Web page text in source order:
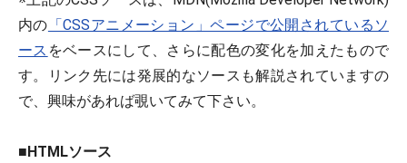
内の 「CSSアニメーション」ページで公開されているソ
ース をベースにして、さらに配色の変化を加えたもので
す。リンク先には発展的なソースも解説されていますの
で、興味があれば覗いてみて下さい。
■HTMLソース